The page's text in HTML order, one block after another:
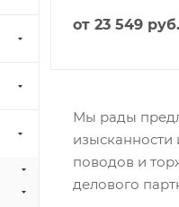
от 23 549 руб.
Мы рады
поводов и
делового